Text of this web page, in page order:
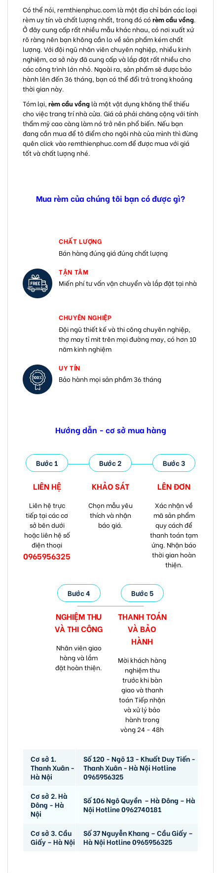
Có thể nói, remthienphuc.com là một địa chỉ bán các loại
rèm uy tín và chất lượng nhất, trong đó có rèm cầu vồng
Ở đây cung cấp rất nhiều mẫu khác nhau, có nơi xuất xứ
rõ ràng nên bạn không cần lo về sản phẩm kém chất
lượng. Với đội ngũ nhân viên chuyên nghiệp, nhiều kinh
nghiệm, cơ sở này đã cung cấp và lắp đặt rất nhiều cho
các công trình lớn nhỏ. Ngoài ra, sản phẩm sẽ được bảo
hành lên đến 36 tháng, bạn có thể đổi trả trong khoảng
thời gian này.
Tóm lại, rèm cầu vồng là một vật dụng không thể thiếu
cho việc trang trí nhà cửa. Giá cả phải chăng cộng với tính
thẩm mỹ cao càng làm nó trở nên phổ biến. Nếu bạn
đang cần mua để tô điểm cho ngôi nhà của mình thì đừng
quên click vào remthienphuc.comđể được mua với giá
tốt và chất lượng nhé.
Mua rèm của chúng tôi bạn có được gì?
CHẤT LƯỢNG
Bán hàng đúng giá đúng chất lượng
TẬN TÂM
Miến phí tư vấn vận chuyển và lắp đặt tại nhà
CHUYÊN NGHIỆP
Đội ngũ thiết kế và thi công chuyên nghiệp,
thợ may tỉ mit trên mọi đường may, có hơn 10
năm kinh nghiệm
UY TÍN
Bảo hành mọi sản phầm 36 tháng
Hướng dẫn - cơ sở mua hàng
Bước 1
LIÊN HỆ
Liên hệ trực
tiếp tại các cơ
sở bên dưới
hoặc liên hệ số
điện thoại
0965956325
Bước 2
KHẢO SÁT
Chọn mẫu yêu
thích và nhận
báo giá.
Bước 3
LÊN ĐƠN
Xác nhận về
mã sản phẩm
quy cách để
thanh toán tạm
ứng. Nhận báo
thời gian hoàn
thiện.
Bước 4
NGHIỆM THU
VÀ THI CÔNG
Nhân viên giao
hàng và lắm
đặt hoàn thiện.
Bước 5
THANH TOÁN
VÀ BẢO
HÀNH
Mời khách hàng
nghiệm thu
trước khi bàn
giao và thanh
toán Tiếp nhận
và xử lý bảo
hành trong
vòng 24 - 48h
Cơ sở 1.
Thanh Xuân -
Hà Nội
Số 120 - Ngõ 13 - Khuất Duy Tiến -
Thanh Xuân - Hà Nội Hotline
0965956325
Cơ sở 2. Hà
Đông - Hà
Nội
Số 106 Ngô Quyền – Hà Đông – Hà
Nội Hotline 0962740181
Cơ sở 3. Cầu
Giấy – Hà Nội
Số 37 Nguyễn Khang – Cầu Giấy –
Hà Nội Hotline 0965956325